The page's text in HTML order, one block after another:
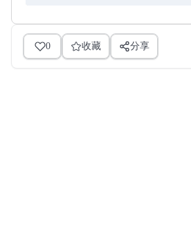
0 收藏 分享